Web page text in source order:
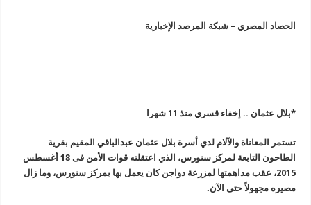
الحصاد المصري – شبكة المرصد الإخبارية
*بلال عثمان .. إخفاء قسري منذ 11 شهرا
تستمر المعاناة والآلام لدي أسرة بلال عثمان عبدالباقي المقيم بقرية
الطاحون التابعة لمركز سنورس، الذي اعتقلته قوات الأمن فى 18 أغسطس
2015، عقب مداهمتها لمزرعة دواجن كان يعمل بها بمركز سنورس، وما زال
مصيره مجهولاً حتى الآن.